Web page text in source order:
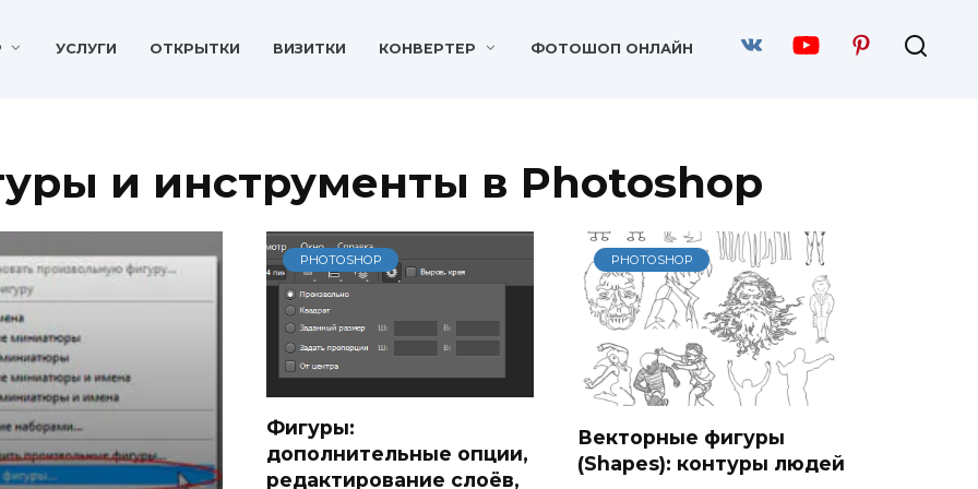
УСЛУГИ ОТКРЫТКИ ВИЗИТКИ КОНВЕРТЕР ФОТОШОП ОНЛАЙН
и инструменты в Photoshop
PHOTOSHOP
Фигуры:
дополнительные опции,
редактирование слоёв,
PHOTOSHOP
Векторные фигуры
(Shapes): контуры людей